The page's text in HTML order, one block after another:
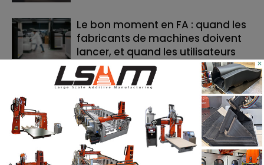
Le bon moment en FA : quand les
fabricants de machines doivent
lancer, et quand les utilisateurs
doivent investir
Cavan Sullivan inaugure les
toutes premières chaussures de
football adidas imprimées en 3D
×